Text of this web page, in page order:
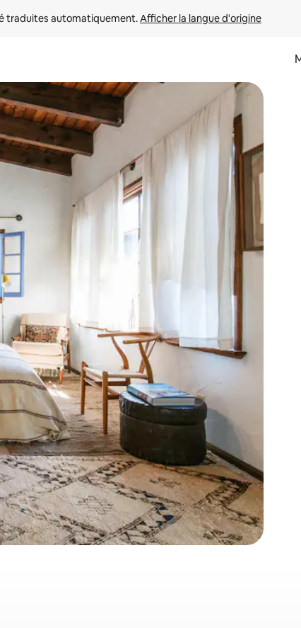
traduites automatiquement. Afficher la langue d'origine
pour les parcourir ou en appuyant et en faisant glisser.